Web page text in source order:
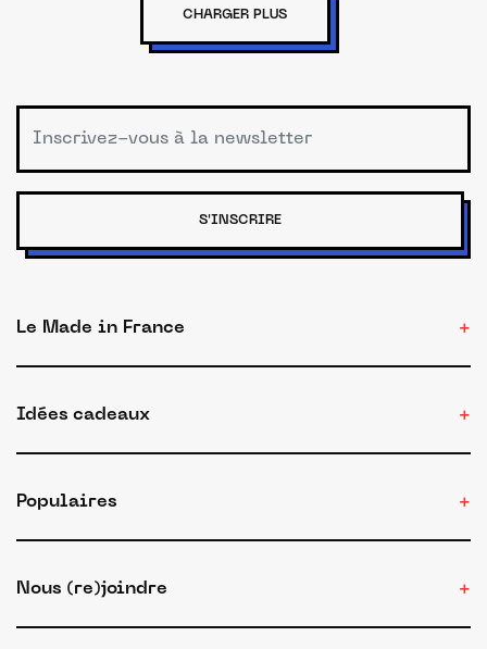
CHARGER PLUS
S'INSCRIRE
Le Made in France
Idées cadeaux
Populaires
Nous (re)joindre